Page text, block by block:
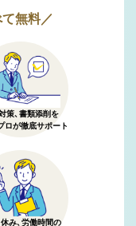
無料／
策、書類添削を
ロが徹底サポート
休み、労働時間の